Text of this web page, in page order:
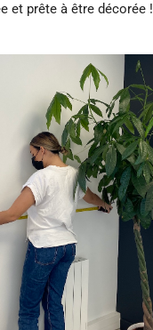
et prête à être décorée !